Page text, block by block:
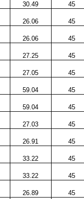
30.49 45
26.06 45
26.06 45
27.25 45
27.05 45
59.04 45
59.04 45
27.03 45
26.91 45
33.22 45
33.22 45
26.89 45